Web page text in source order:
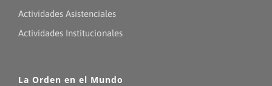
Actividades Asistenciales
Actividades Institucionales
La Orden en el Mundo